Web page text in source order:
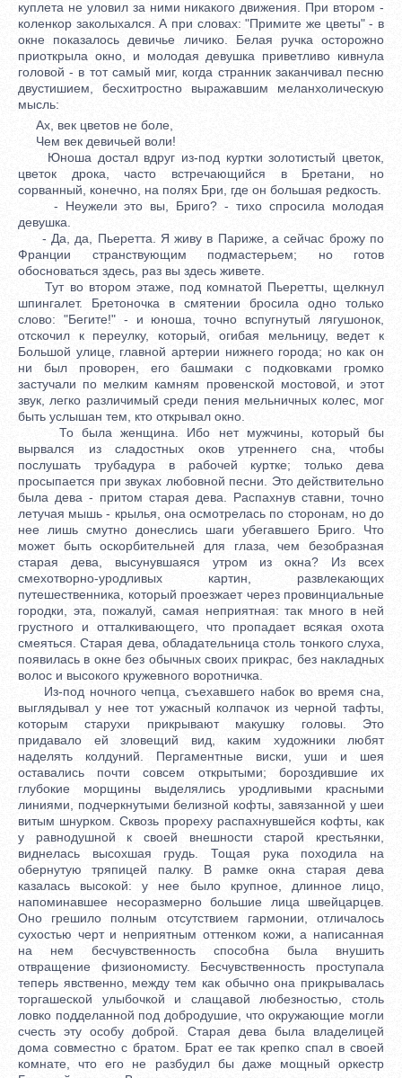
куплета не уловил за ними никакого движения. При втором -
коленкор заколыхался. А при словах: "Примите же цветы" - в
окне показалось девичье личико. Белая ручка осторожно
приоткрыла окно, и молодая девушка приветливо кивнула
головой - в тот самый миг, когда странник заканчивал песню
двустишием, бесхитростно выражавшим меланхолическую
мысль:
Ах, век цветов не боле,
Чем век девичьей воли!
Юноша достал вдруг из-под куртки золотистый цветок,
цветок дрока, часто встречающийся в Бретани, но
сорванный, конечно, на полях Бри, где он большая редкость.
- Неужели это вы, Бриго? - тихо спросила молодая
девушка.
- Да, да, Пьеретта. Я живу в Париже, а сейчас брожу по
Франции странствующим подмастерьем; но готов
обосноваться здесь, раз вы здесь живете.
Тут во втором этаже, под комнатой Пьеретты, щелкнул
шпингалет. Бретоночка в смятении бросила одно только
слово: "Бегите!" - и юноша, точно вспугнутый лягушонок,
отскочил к переулку, который, огибая мельницу, ведет к
Большой улице, главной артерии нижнего города; но как он
ни был проворен, его башмаки с подковками громко
застучали по мелким камням провенской мостовой, и этот
звук, легко различимый среди пения мельничных колес, мог
быть услышан тем, кто открывал окно.
То была женщина. Ибо нет мужчины, который бы
вырвался из сладостных оков утреннего сна, чтобы
послушать трубадура в рабочей куртке; только дева
просыпается при звуках любовной песни. Это действительно
была дева - притом старая дева. Распахнув ставни, точно
летучая мышь - крылья, она осмотрелась по сторонам, но до
нее лишь смутно донеслись шаги убегавшего Бриго. Что
может быть оскорбительней для глаза, чем безобразная
старая дева, высунувшаяся утром из окна? Из всех
смехотворно-уродливых картин, развлекающих
путешественника, который проезжает через провинциальные
городки, эта, пожалуй, самая неприятная: так много в ней
грустного и отталкивающего, что пропадает всякая охота
смеяться. Старая дева, обладательница столь тонкого слуха,
появилась в окне без обычных своих прикрас, без накладных
волос и высокого кружевного воротничка.
Из-под ночного чепца, съехавшего набок во время сна,
выглядывал у нее тот ужасный колпачок из черной тафты,
которым старухи прикрывают макушку головы. Это
придавало ей зловещий вид, каким художники любят
наделять колдуний. Пергаментные виски, уши и шея
оставались почти совсем открытыми; бороздившие их
глубокие морщины выделялись уродливыми красными
линиями, подчеркнутыми белизной кофты, завязанной у шеи
витым шнурком. Сквозь прореху распахнувшейся кофты, как
у равнодушной к своей внешности старой крестьянки,
виднелась высохшая грудь. Тощая рука походила на
обернутую тряпицей палку. В рамке окна старая дева
казалась высокой: у нее было крупное, длинное лицо,
напоминавшее несоразмерно большие лица швейцарцев.
Оно грешило полным отсутствием гармонии, отличалось
сухостью черт и неприятным оттенком кожи, а написанная
на нем бесчувственность способна была внушить
отвращение физиономисту. Бесчувственность проступала
теперь явственно, между тем как обычно она прикрывалась
торгашеской улыбочкой и слащавой любезностью, столь
ловко подделанной под добродушие, что окружающие могли
счесть эту особу доброй. Старая дева была владелицей
дома совместно с братом. Брат ее так крепко спал в своей
комнате, что его не разбудил бы даже мощный оркестр